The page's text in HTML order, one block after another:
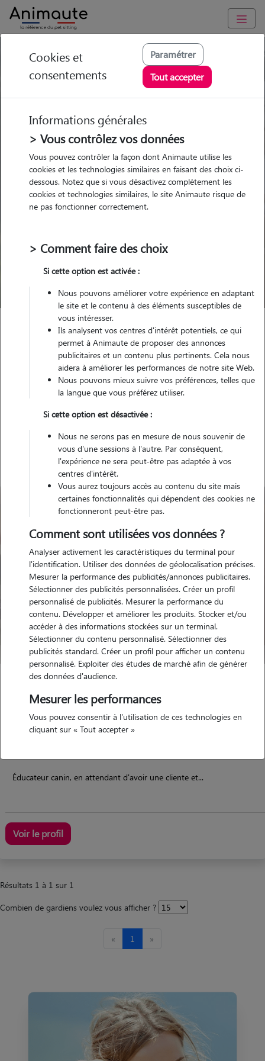
Trouvez votre gardien idéal !
Garde
chez le Pet Sitter
Garde
chez le Pet Sitter Visites
Visites
Pour quel animal ?
Trouver mon Pet Sitter
Garde animaux France Occitanie
Lozère
Le Collet-de-Dèze
Nos gardiens à Le Collet-de-
Dèze
LE COLLET DE DEZE 48160
maison
Éducateur canin, en attendant d'avoir une cliente et...
Voir le profil
Résultats 1 à 1 sur 1
Combien de gardiens voulez vous afficher ?
« 1 »
Cookies et
consentements
Paramétrer
Tout accepter
Informations générales
> Vous contrôlez vos données
Vous pouvez contrôler la façon dont Animaute utilise les
cookies et les technologies similaires en faisant des choix ci-
dessous. Notez que si vous désactivez complètement les
cookies et technologies similaires, le site Animaute risque de
ne pas fonctionner correctement.
> Comment faire des choix
Si cette option est activée :
Nous pouvons améliorer votre expérience en adaptant
le site et le contenu à des éléments susceptibles de
vous intéresser.
Ils analysent vos centres d'intérêt potentiels, ce qui
permet à Animaute de proposer des annonces
publicitaires et un contenu plus pertinents. Cela nous
aidera à améliorer les performances de notre site Web.
Nous pouvons mieux suivre vos préférences, telles que
la langue que vous préférez utiliser.
Si cette option est désactivée :
Nous ne serons pas en mesure de nous souvenir de
vous d'une sessions à l'autre. Par conséquent,
l'expérience ne sera peut-être pas adaptée à vos
centres d'intérêt.
Vous aurez toujours accès au contenu du site mais
certaines fonctionnalités qui dépendent des cookies ne
fonctionneront peut-être pas.
Comment sont utilisées vos données ?
Analyser activement les caractéristiques du terminal pour
l'identification. Utiliser des données de géolocalisation précises.
Mesurer la performance des publicités/annonces publicitaires.
Sélectionner des publicités personnalisées. Créer un profil
personnalisé de publicités. Mesurer la performance du
contenu. Développer et améliorer les produits. Stocker et/ou
accéder à des informations stockées sur un terminal.
Sélectionner du contenu personnalisé. Sélectionner des
publicités standard. Créer un profil pour afficher un contenu
personnalisé. Exploiter des études de marché afin de générer
des données d'audience.
Mesurer les performances
Vous pouvez consentir à l'utilisation de ces technologies en
cliquant sur « Tout accepter »